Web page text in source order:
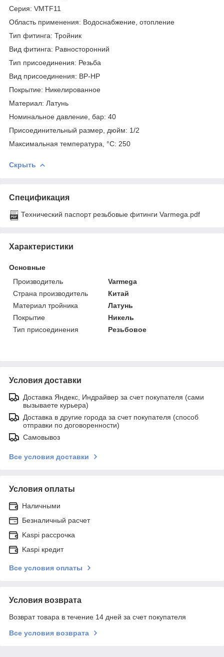
Серия: VMTF11
Область применения: Водоснабжение, отопление
Тип фитинга: Тройник
Вид фитинга: Равносторонний
Тип присоединения: Резьба
Вид присоединения: ВР-НР
Покрытие: Никелированное
Материал: Латунь
Номинальное давление, бар: 40
Присоединительный размер, дюйм: 1/2
Максимальная температура, °С: 250
Скрыть
Спецификация
Технический паспорт резьбовые фитинги Varmega.pdf
Характеристики
Основные
Производитель
Varmega
Страна производитель
Китай
Материал тройника
Латунь
Покрытие
Никель
Тип присоединения
Резьбовое
Условия доставки
Доставка Яндекс, Индрайвер за счет покупателя (сами
вызываете курьера)
Доставка в другие города за счет покупателя (способ
отправки по договоренности)
Самовывоз
Все условия доставки
Условия оплаты
Наличными
Безналичный расчет
Kaspi рассрочка
Kaspi кредит
Все условия оплаты
Условия возврата
Возврат товара в течение 14 дней за счет покупателя
Все условия возврата